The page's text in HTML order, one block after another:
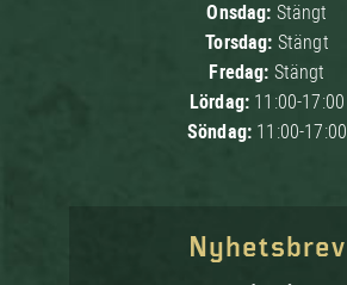
Onsdag: Stängt
Torsdag: Stängt
Fredag: Stängt
Lördag: 11:00-17:00
Söndag: 11:00-17:00
Nyhetsbrev